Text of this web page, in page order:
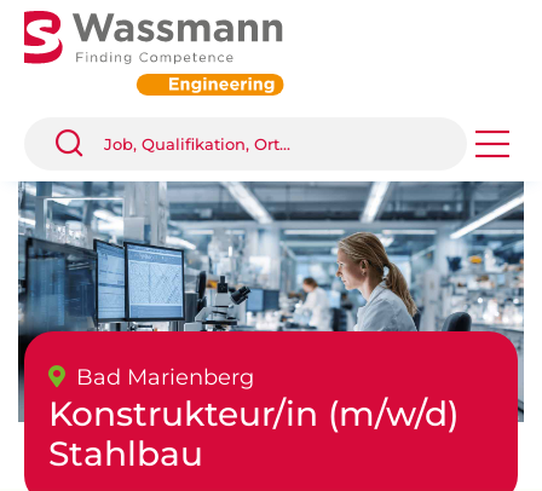
Bad Marienberg
Konstrukteur/in (m/w/d)
Stahlbau